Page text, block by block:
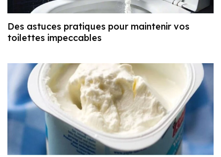
Des astuces pratiques pour maintenir vos
toilettes impeccables